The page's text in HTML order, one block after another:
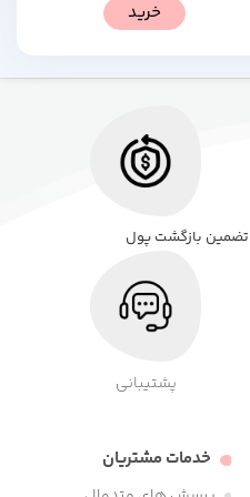
خرید
تضمین بازگشت پول
پشتیبانی
خدمات مشتریان